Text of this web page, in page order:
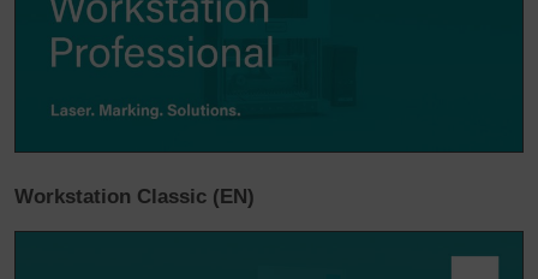
Workstation Classic (EN)